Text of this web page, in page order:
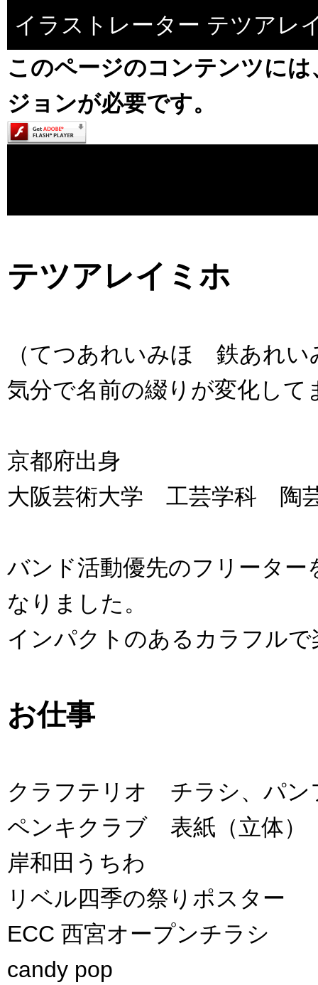
イラストレーター テツアレ
このページのコンテンツに
ジョンが必要です。
テツアレイミホ
（てつあれいみほ 鉄あれ
気分で名前の綴りが変化して
京都府出身
大阪芸術大学 工芸学科 陶
バンド活動優先のフリータ
なりました。
インパクトのあるカラフル
お仕事
クラフテリオ チラシ、パン
ペンキクラブ 表紙（立体）
岸和田うちわ
リベル四季の祭りポスター
ECC 西宮オープンチラシ
candy pop